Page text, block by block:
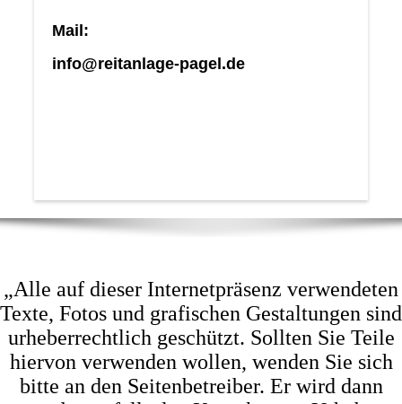
Mail:
info@reitanlage-pagel.de
„Alle auf dieser Internetpräsenz verwendeten
Texte, Fotos und grafischen Gestaltungen sind
urheberrechtlich geschützt. Sollten Sie Teile
hiervon verwenden wollen, wenden Sie sich
bitte an den Seitenbetreiber. Er wird dann